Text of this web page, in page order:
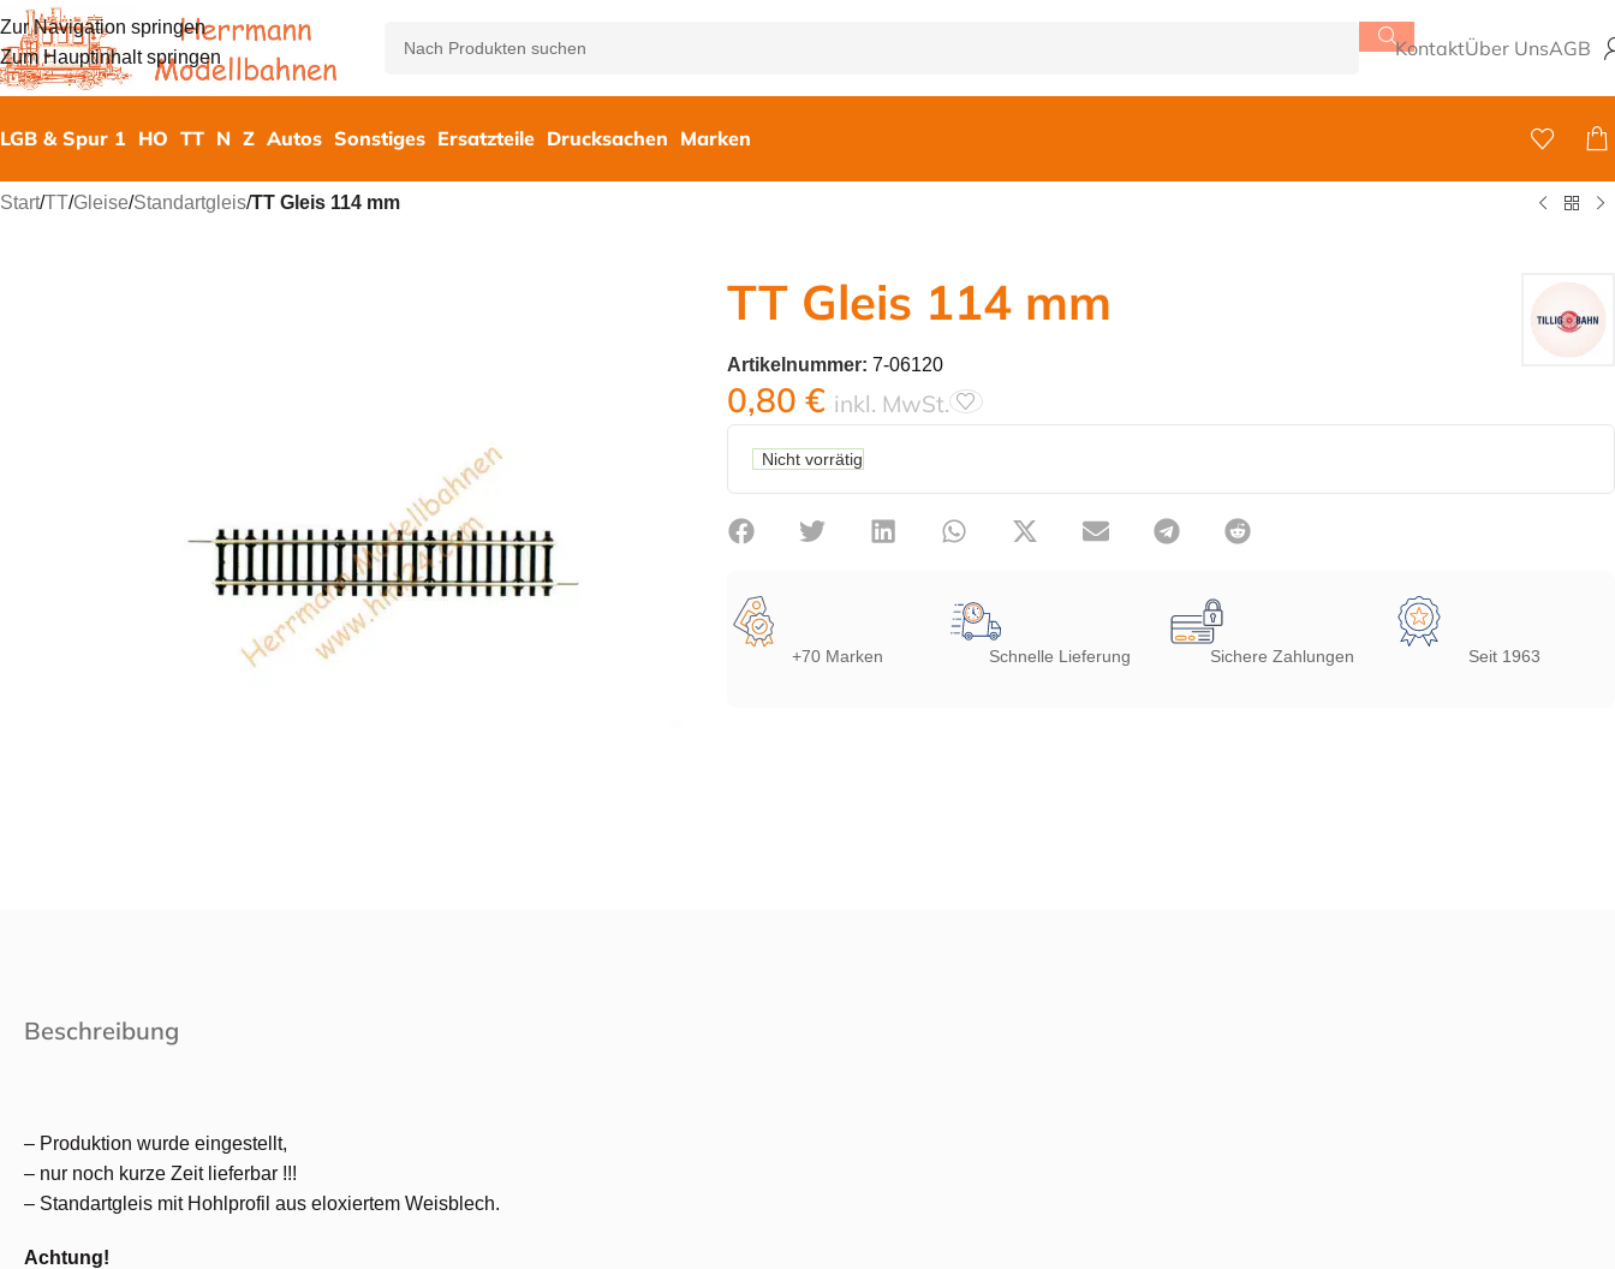
Zur Navigation springen
Zum Hauptinhalt springen
KontaktÜber UnsAGB
LGB & Spur 1 HO TT N Z Autos Sonstiges Ersatzteile Drucksachen Marken
Start/TT/Gleise/Standartgleis/TT Gleis 114 mm
TT Gleis 114 mm
Artikelnummer: 7-06120
0,80 € inkl. MwSt.
Nicht vorrätig
+70 Marken Schnelle Lieferung Sichere Zahlungen Seit 1963
Beschreibung
– Produktion wurde eingestellt,
– nur noch kurze Zeit lieferbar !!!
– Standartgleis mit Hohlprofil aus eloxiertem Weisblech.
Achtung!